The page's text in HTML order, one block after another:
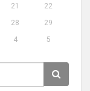
21
22
28
29
4 5